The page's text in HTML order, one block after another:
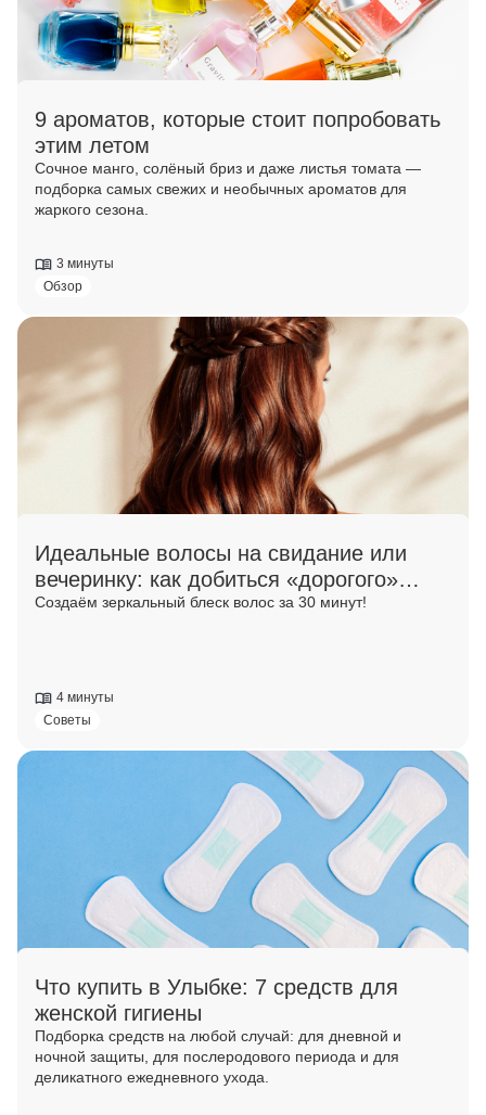
9 ароматов, которые стоит попробовать
этим летом
Сочное манго, солёный бриз и даже листья томата —
подборка самых свежих и необычных ароматов для
жаркого сезона.
3 минуты
Обзор
Идеальные волосы на свидание или
вечеринку: как добиться «дорогого»
блеска в домашних условиях
Создаём зеркальный блеск волос за 30 минут!
4 минуты
Советы
Что купить в Улыбке: 7 средств для
женской гигиены
Подборка средств на любой случай: для дневной и
ночной защиты, для послеродового периода и для
деликатного ежедневного ухода.